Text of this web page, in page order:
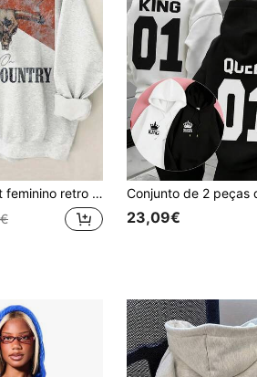
western, casual, ombros descaídos, gola redonda, manga comprida, pullover de outono
23,09€